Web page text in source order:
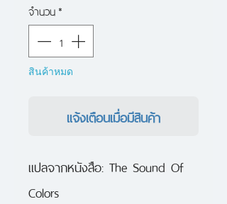
จำนวน*
สินค้าหมด
แจ้งเตือนเมื่อมีสินค้า
แปลจากหนังสือ: The Sound Of
Colors